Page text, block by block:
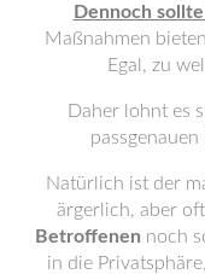
Dennoch
Maßnahmen
Egal, zu
Daher lohnt es
Natürlich ist der
ärgerlich, aber
Betroffenen noch
in die